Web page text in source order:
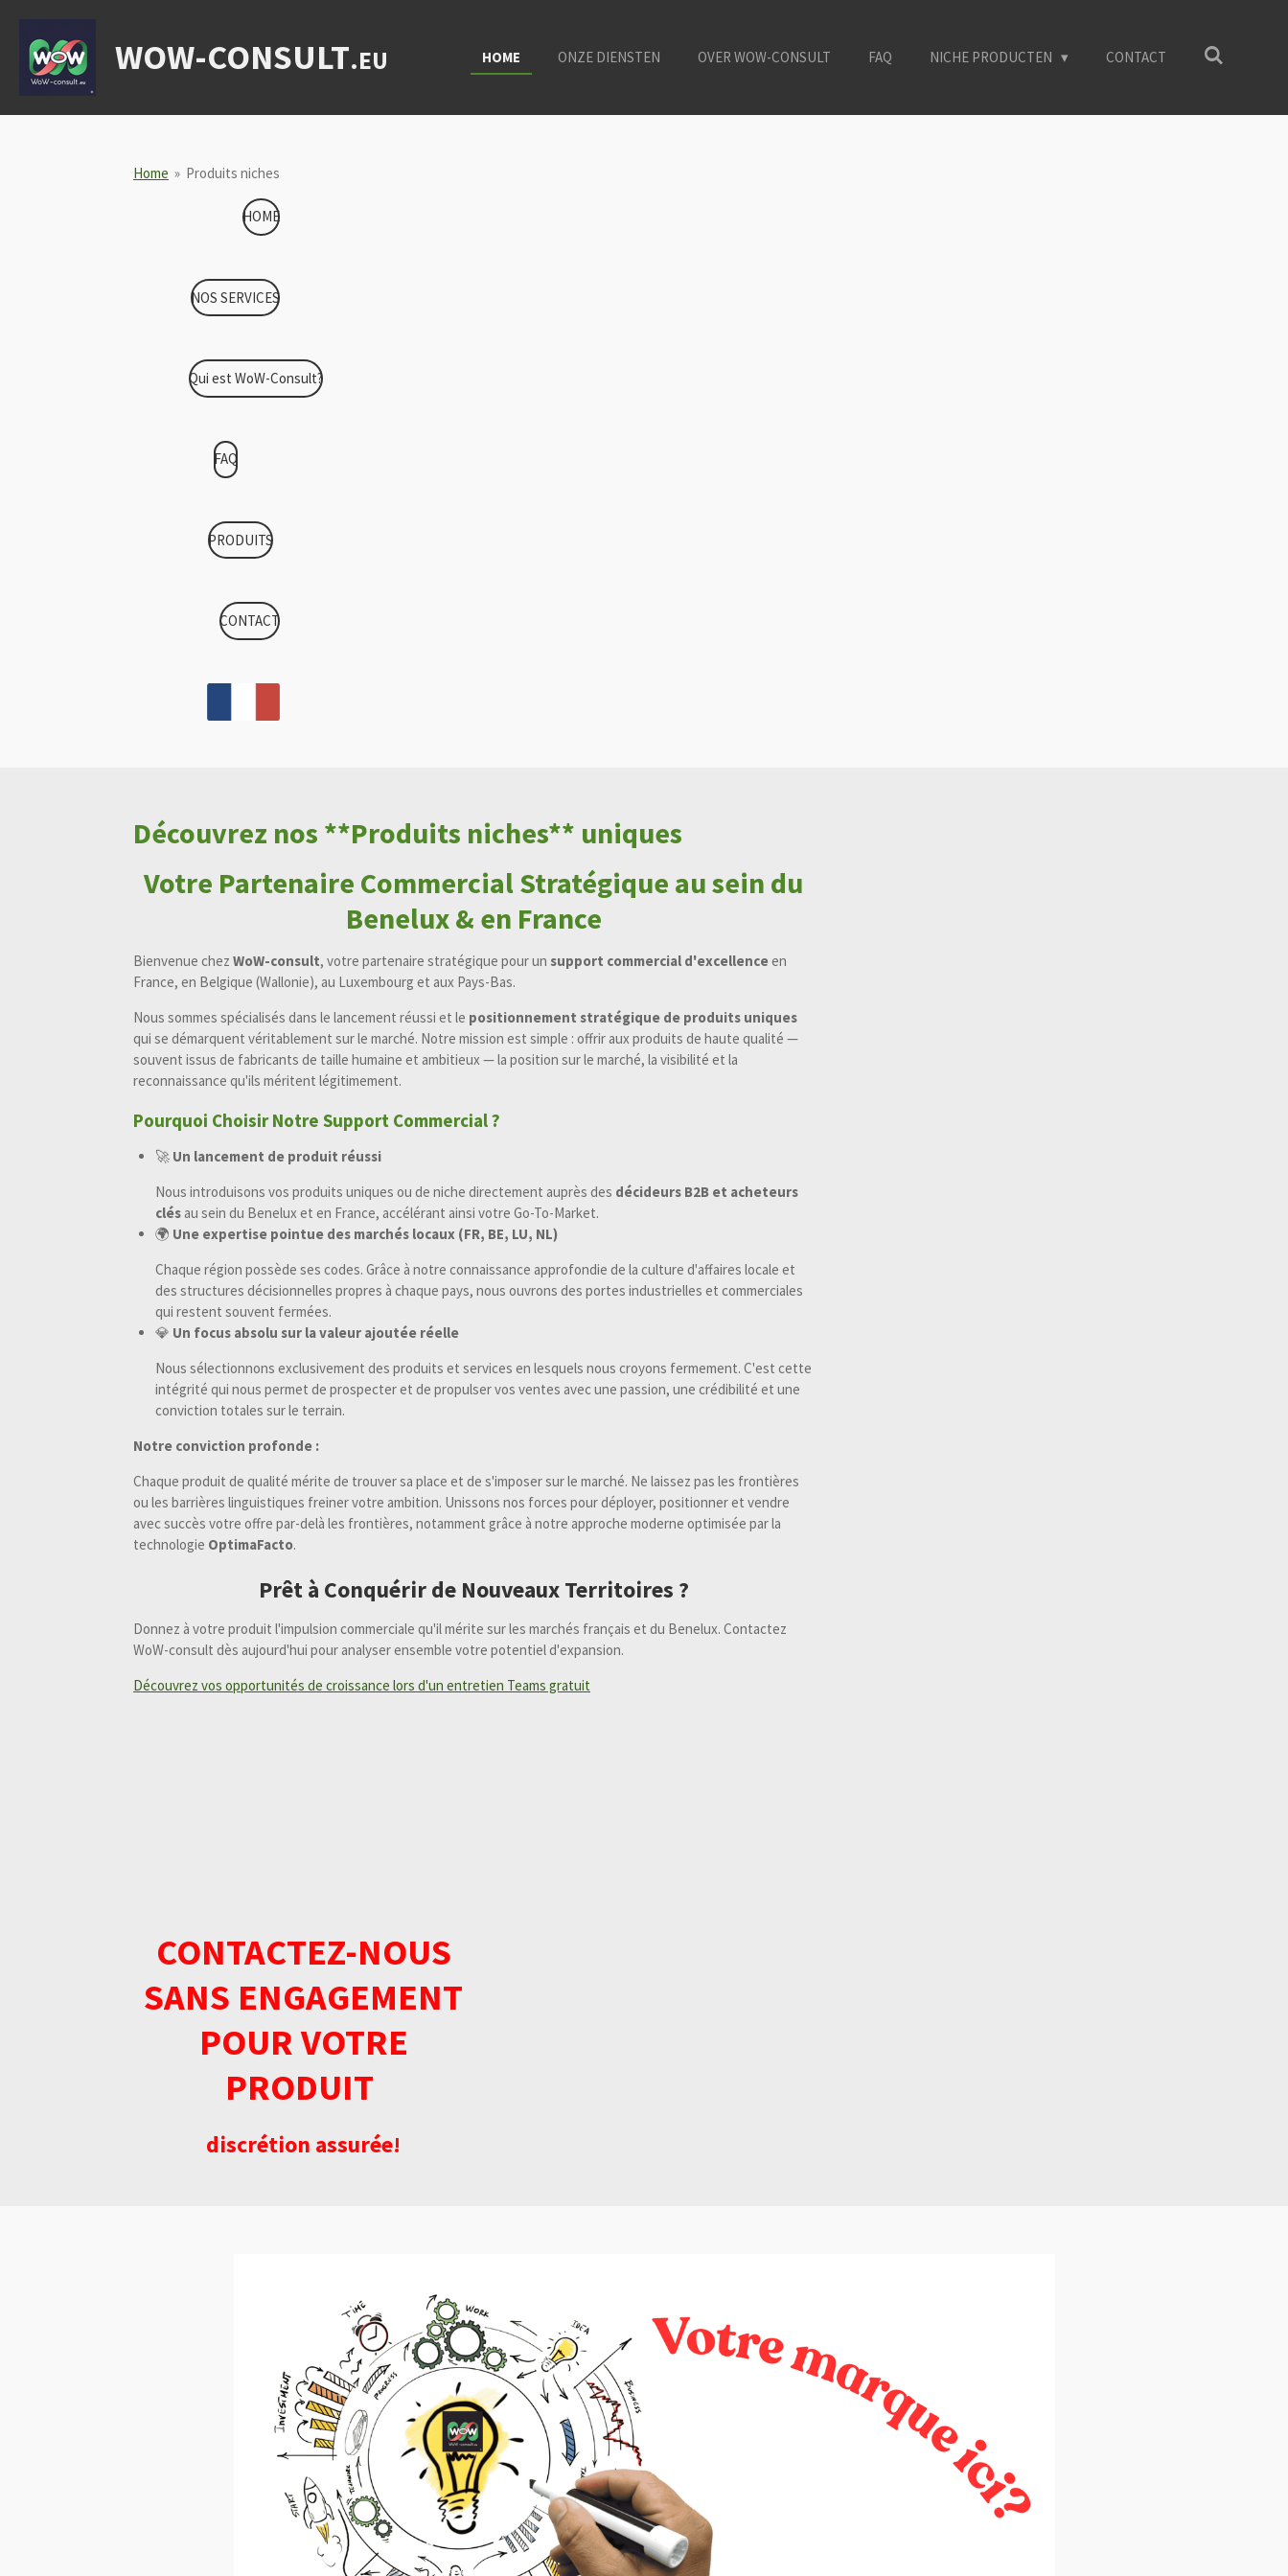
direct
naar
WOW-CONSULT.EU HOME ONZE DIENSTEN OVER WOW-CONSULT FAQ NICHE PRODUCTEN CONTACT
Home » Produits niches
HOME
NOS SERVICES
Qui est WoW-Consult?
FAQ
PRODUITS
CONTACT
Découvrez nos **Produits niches** uniques
Votre Partenaire Commercial Stratégique au sein du
Benelux & en France
Bienvenue chez WoW-consult, votre partenaire stratégique pour un support commercial d'excellenceen
France, en Belgique (Wallonie), au Luxembourg et aux Pays-Bas.
Nous sommes spécialisés dans le lancement réussi et le positionnement stratégique de produits uniques
qui se démarquent véritablement sur le marché. Notre mission est simple : offrir aux produits de haute qualité —
souvent issus de fabricants de taille humaine et ambitieux — la position sur le marché, la visibilité et la
reconnaissance qu'ils méritent légitimement.
Pourquoi Choisir Notre Support Commercial ?
🚀 Un lancement de produit réussi
Nous introduisons vos produits uniques ou de niche directement auprès des décideurs B2B et acheteurs
clésau sein du Benelux et en France, accélérant ainsi votre Go-To-Market.
🌍 Une expertise pointue des marchés locaux (FR, BE, LU, NL)
Chaque région possède ses codes. Grâce à notre connaissance approfondie de la culture d'affaires locale et
des structures décisionnelles propres à chaque pays, nous ouvrons des portes industrielles et commerciales
qui restent souvent fermées.
💎 Un focus absolu sur la valeur ajoutée réelle
Nous sélectionnons exclusivement des produits et services en lesquels nous croyons fermement. C'est cette
intégrité qui nous permet de prospecter et de propulser vos ventes avec une passion, une crédibilité et une
conviction totales sur le terrain.
Notre conviction profonde :
Chaque produit de qualité mérite de trouver sa place et de s'imposer sur le marché. Ne laissez pas les frontières
ou les barrières linguistiques freiner votre ambition. Unissons nos forces pour déployer, positionner et vendre
avec succès votre offre par-delà les frontières, notamment grâce à notre approche moderne optimisée par la
technologie OptimaFacto.
Prêt à Conquérir de Nouveaux Territoires ?
Donnez à votre produit l'impulsion commerciale qu'il mérite sur les marchés français et du Benelux. Contactez
WoW-consult dès aujourd'hui pour analyser ensemble votre potentiel d'expansion.
Découvrez vos opportunités de croissance lors d'un entretien Teams gratuit
CONTACTEZ-NOUS
SANS ENGAGEMENT
POUR VOTRE
PRODUIT
discrétion assurée!